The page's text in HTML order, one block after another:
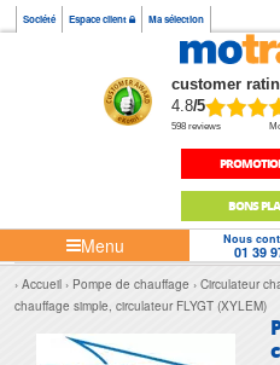
Société Espace client Ma sélection
customer
4.8/5
598 reviews
BONS
Menu Nous
01 39
Accueil Pompe de chauffage Circulateur
chauffage simple, circulateur FLYGT (XYLEM)